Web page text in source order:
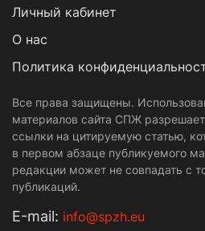
Личный кабинет
О нас
Политика
Все права защищены.
материалов сайта СПЖ
ссылки на цитируемую статью,
в первом абзаце публикуемого
редакции может не совпадать с
публикаций.
Е-mail: info@spzh.eu